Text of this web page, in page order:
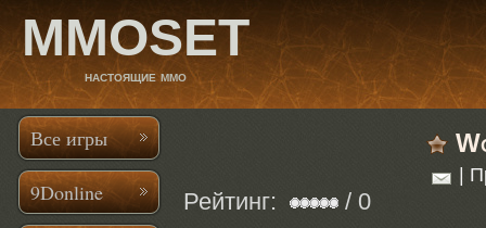
MMOSET
настоящие mmo
Все игры
9Donline
|
Рейтинг:
/ 0